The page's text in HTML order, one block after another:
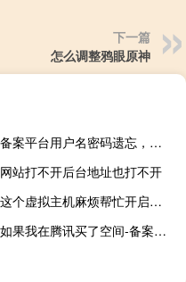
下一篇
怎么调整鸦眼原神
备案平台用户名密码遗忘，无法在线找回，现在的负责人想请帮忙找
网站打不开后台地址也打不开
这个虚拟主机麻烦帮忙开启一下redis
如果我在腾讯买了空间-备案平台